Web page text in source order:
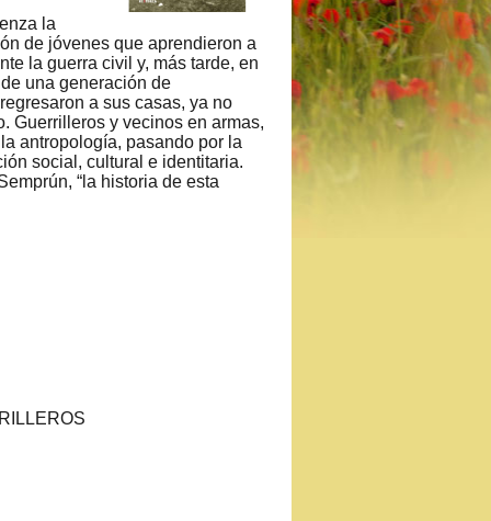
la
de jóvenes que aprendieron a
la guerra civil y, más tarde, en
una generación de
a sus casas, ya no
Guerrilleros y vecinos en armas,
antropología, pasando por la
social, cultural e identitaria.
“la historia de esta